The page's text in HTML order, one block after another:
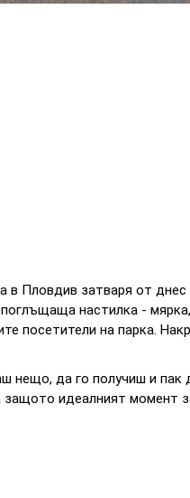
Пловдив затваря от днес
настилка -
посетители на парка.
нещо, да го получиш и пак
идеалният момент